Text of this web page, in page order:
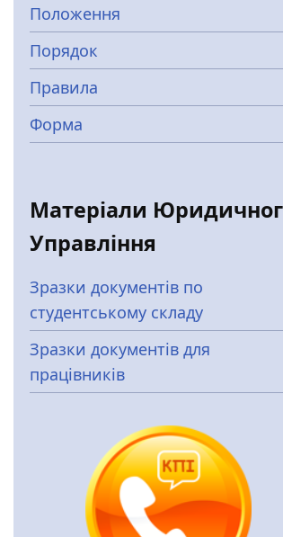
Положення
Порядок
Правила
Форма
Матеріали
Управління
Зразки документів по
студентському складу
Зразки документів для
працівників